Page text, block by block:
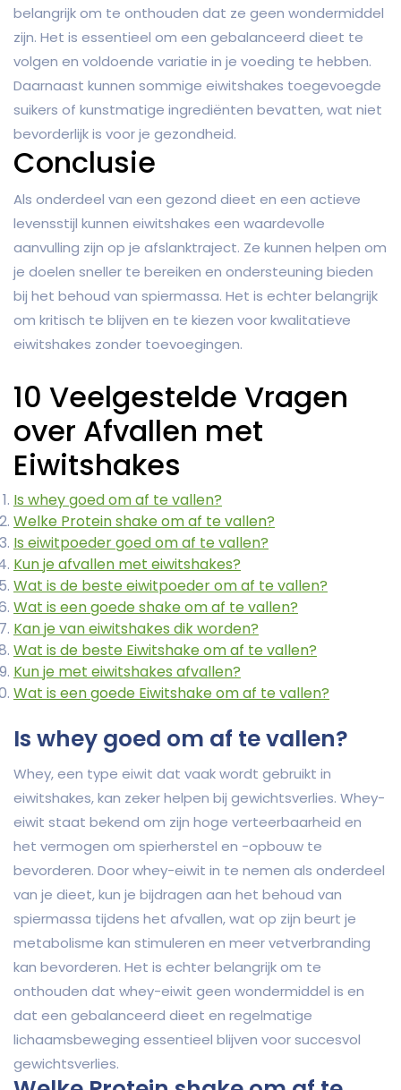
belangrijk om te onthouden dat ze geen wondermiddel
zijn. Het is essentieel om een gebalanceerd dieet te
volgen en voldoende variatie in je voeding te hebben.
Daarnaast kunnen sommige eiwitshakes toegevoegde
suikers of kunstmatige ingrediënten bevatten, wat niet
bevorderlijk is voor je gezondheid.
Conclusie
Als onderdeel van een gezond dieet en een actieve
levensstijl kunnen eiwitshakes een waardevolle
aanvulling zijn op je afslanktraject. Ze kunnen helpen om
je doelen sneller te bereiken en ondersteuning bieden
bij het behoud van spiermassa. Het is echter belangrijk
om kritisch te blijven en te kiezen voor kwalitatieve
eiwitshakes zonder toevoegingen.
10 Veelgestelde Vragen
over Afvallen met
Eiwitshakes
Is whey goed om af te vallen?
Welke Protein shake om af te vallen?
Is eiwitpoeder goed om af te vallen?
Kun je afvallen met eiwitshakes?
Wat is de beste eiwitpoeder om af te vallen?
Wat is een goede shake om af te vallen?
Kan je van eiwitshakes dik worden?
Wat is de beste Eiwitshake om af te vallen?
Kun je met eiwitshakes afvallen?
Wat is een goede Eiwitshake om af te vallen?
Is whey goed om af te vallen?
Whey, een type eiwit dat vaak wordt gebruikt in
eiwitshakes, kan zeker helpen bij gewichtsverlies. Whey-
eiwit staat bekend om zijn hoge verteerbaarheid en
het vermogen om spierherstel en -opbouw te
bevorderen. Door whey-eiwit in te nemen als onderdeel
van je dieet, kun je bijdragen aan het behoud van
spiermassa tijdens het afvallen, wat op zijn beurt je
metabolisme kan stimuleren en meer vetverbranding
kan bevorderen. Het is echter belangrijk om te
onthouden dat whey-eiwit geen wondermiddel is en
dat een gebalanceerd dieet en regelmatige
lichaamsbeweging essentieel blijven voor succesvol
gewichtsverlies.